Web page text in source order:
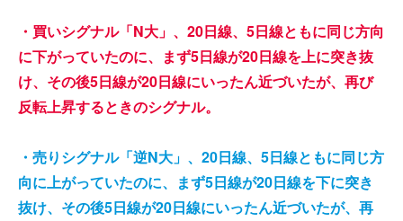
・買いシグナル「N大」、20日線、5日線ともに同じ方向
に下がっていたのに、まず5日線が20日線を上に突き抜
け、その後5日線が20日線にいったん近づいたが、再び
反転上昇するときのシグナル。
・売りシグナル「逆N大」、20日線、5日線ともに同じ方
向に上がっていたのに、まず5日線が20日線を下に突き
抜け、その後5日線が20日線にいったん近づいたが、再